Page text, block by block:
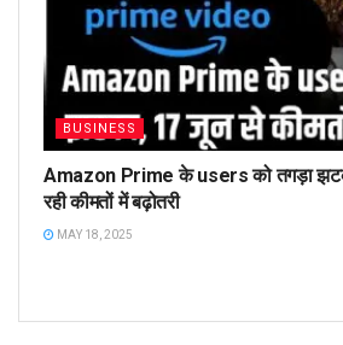
BUSINESS
Amazon Prime के users को तगड़ा
रही कीमतों में बढ़ोतरी
MAY 18, 2025